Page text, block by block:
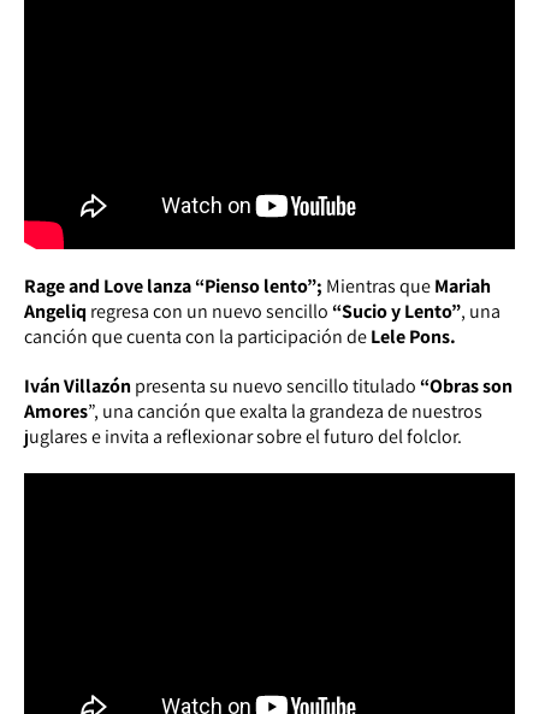
Rage and Love lanza “Pienso lento”; Mientras queMariah
Angeliq regresa con un nuevo sencillo“Sucio y Lento”, una
canción que cuenta con la participación deLele Pons.
Iván Villazónpresenta su nuevo sencillo titulado“Obras son
Amores”, una canción que exalta la grandeza de nuestros
juglares e invita a reflexionar sobre el futuro del folclor.